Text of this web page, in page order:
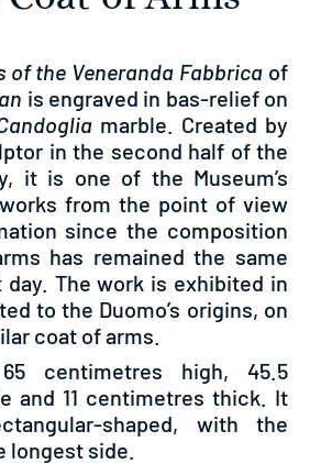
of the Veneranda Fabbrica of
is engraved in bas-relief on
marble. Created by
in the second half of the
it is one of the Museum’s
from the point of view
since the composition
has remained the same
The work is exhibited in
to the Duomo’s origins, on
coat of arms.
centimetres high, 45.5
and 11 centimetres thick. It
shaped, with the
longest side.